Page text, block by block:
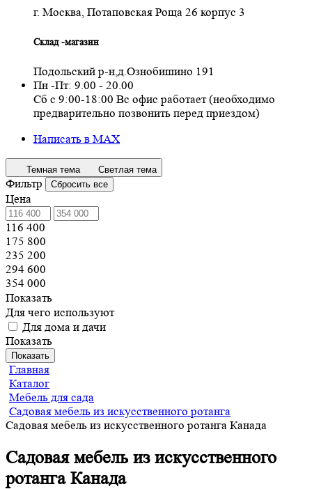
г. Москва, Потаповская Роща 26 корпус 3
Склад -магазин
Подольский р-н,д.Ознобишино 191
Пн -Пт: 9.00 - 20.00
Сб с 9:00-18:00 Вс офис работает (необходимо
предварительно позвонить перед приездом)
Написать в MAX
Темная тема Светлая тема
Фильтр Сбросить все
Цена
116 400
175 800
235 200
294 600
354 000
Показать
Для чего используют
Для дома и дачи
Показать
Показать
Главная
Каталог
Мебель для сада
Садовая мебель из искусственного ротанга
Садовая мебель из искусственного ротанга Канада
Садовая мебель из искусственного
ротанга Канада